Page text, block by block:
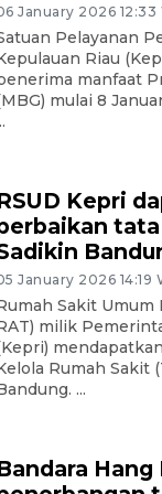
January 2026 12:33
Pelayanan
Riau
manfaat
mulai 8
Kepri
tata
January 2026 14:19
Sakit Umum
milik
Rumah Sakit
...
Hang